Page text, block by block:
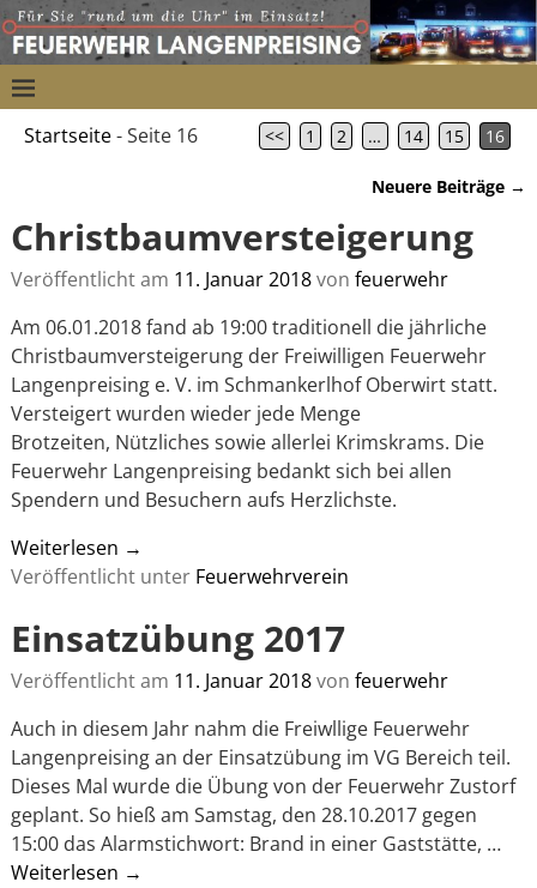
Startseite- Seite 16 << 1 2 … 14 15 16
Neuere Beiträge →
Christbaumversteigerung
Veröffentlicht am 11. Januar 2018von feuerwehr
Am 06.01.2018 fand ab 19:00 traditionell die jährliche
Christbaumversteigerung der Freiwilligen Feuerwehr
Langenpreising e. V. im Schmankerlhof Oberwirt statt.
Versteigert wurden wieder jede Menge
Brotzeiten, Nützliches sowie allerlei Krimskrams. Die
Feuerwehr Langenpreising bedankt sich bei allen
Spendern und Besuchern aufs Herzlichste.
Weiterlesen →
Veröffentlicht unter Feuerwehrverein
Einsatzübung 2017
Veröffentlicht am 11. Januar 2018von feuerwehr
Auch in diesem Jahr nahm die Freiwllige Feuerwehr
Langenpreising an der Einsatzübung im VG Bereich teil.
Dieses Mal wurde die Übung von der Feuerwehr Zustorf
geplant. So hieß am Samstag, den 28.10.2017 gegen
15:00 das Alarmstichwort: Brand in einer Gaststätte, …
Weiterlesen →